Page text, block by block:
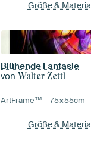
Größe &
Blühende Fantasie
vonWalter Zettl
ArtFrame™ –75×55cm
Größe &